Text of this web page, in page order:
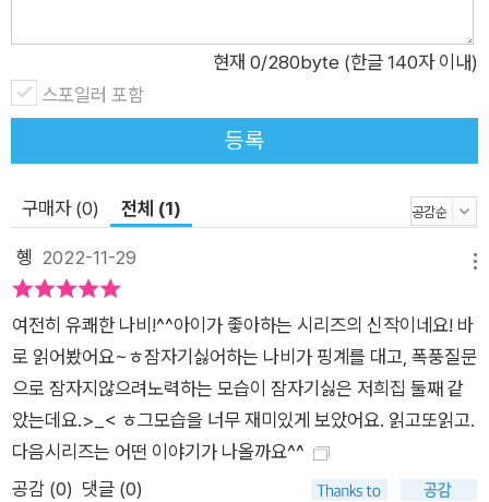
무서워서 못 자겠다며 떼쓰고, 눈꺼풀이 없어서 눈을 못 감는다며
외치고, 호저가 읽으라고 준 그림책을 이불이나 침대로 쓰며 딱딱
하다고 투덜대지요. 하지만 아무리 자기 싫더라도 내일을 활기차
게 맞이하려면 꼭 잠을 자야 합니다. 매일 밤 아이가 즐겁게 잠자
리에 들기 위해서는 ‘스스로 잠드는 습관을 키우는 것’이 가장 중
요할 것입니다. 책 속 호저는 나비가 스스로 마음이 평온해지는
것들을 하나하나 생각해 볼 수 있도록 합니다. 은은한 꽃향기, 따
사로운 햇살, 고운 물감을 푼 듯한 봄의 빛깔 등을 떠올리며 아이
들은 어느새 들뜬 마음을 가라앉히고 나비와 함께 차분히 잠잘 준
비를 마칠 수 있을 것입니다. 이처럼 책은 아이가 스스로 잠들 수
있는 방법을 개성 만점 나비 이야기로 풀고 있습니다. 매일 밤 잠
자기 싫어하는 아이와 실랑이를 벌이는 대신 이 그림책을 펼쳐 보
세요. 스스로 마음이 평온해지는 것들을 떠올리며, 책 속 나비처
럼 드르러어엉 코를 골며 깊은 꿈나라로 빠질 수 있을 것입니다.
현재 0/280byte (한글 140자 이내)
스포일러 포함
등록
구매자 (0) 전체 (1)
혱 2022-11-29
여전히 유쾌한 나비!^^아이가 좋아하는 시리즈의 신작이네요! 바
로 읽어봤어요~ㅎ잠자기싫어하는 나비가 핑계를 대고, 폭풍질문
으로 잠자지않으려노력하는 모습이 잠자기싫은 저희집 둘째 같
았는데요.>_< ㅎ그모습을 너무 재미있게 보았어요. 읽고또읽고.
다음시리즈는 어떤 이야기가 나올까요^^
공감 (0) 댓글 (0)